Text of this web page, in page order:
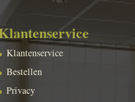
Klantenservice
Bestellen
Privacy